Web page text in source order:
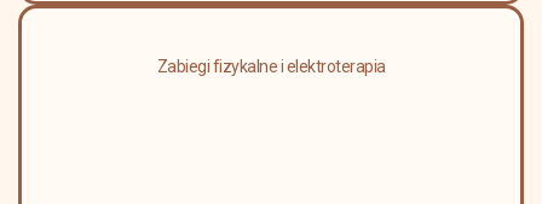
Zabiegi fizykalne i elektroterapia